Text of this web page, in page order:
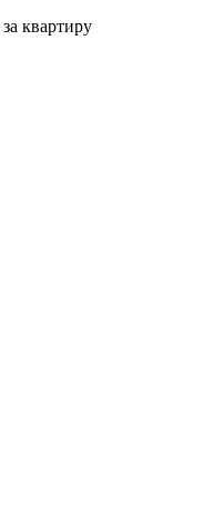
за квартиру